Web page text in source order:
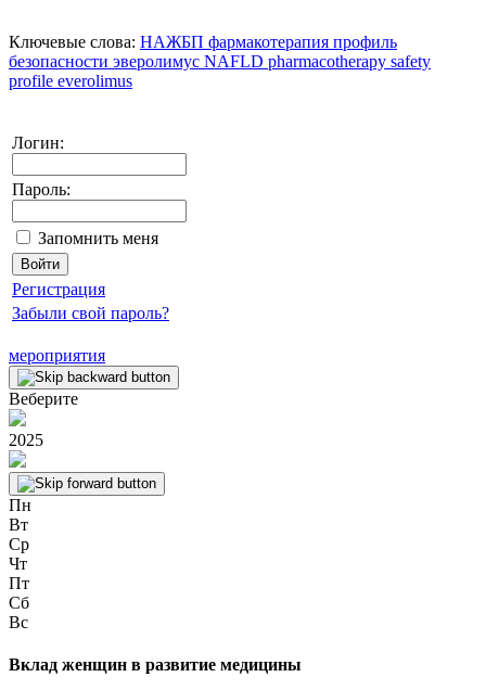
Ключевые слова: НАЖБП фармакотерапия профиль
безопасности эверолимус NAFLD pharmacotherapy safety
profile everolimus
Логин:
Пароль:
Запомнить меня
Регистрация
Забыли свой пароль?
мероприятия
Веберите
2025
Пн
Вт
Ср
Чт
Пт
Сб
Вс
Вклад женщин в развитие медицины